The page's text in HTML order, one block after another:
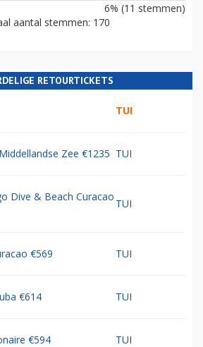
6% (11 stemmen)
aantal stemmen: 170
RETOURTICKETS
TUI
Zee €1235 TUI
Dive & Beach Curacao
TUI
€569 TUI
€614 TUI
€594 TUI